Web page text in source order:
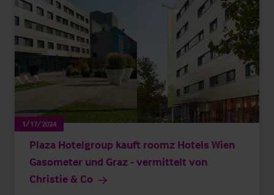
1/17/2024
Plaza Hotelgroup kauft roomz Hotels Wien
Gasometer und Graz - vermittelt von
Christie & Co